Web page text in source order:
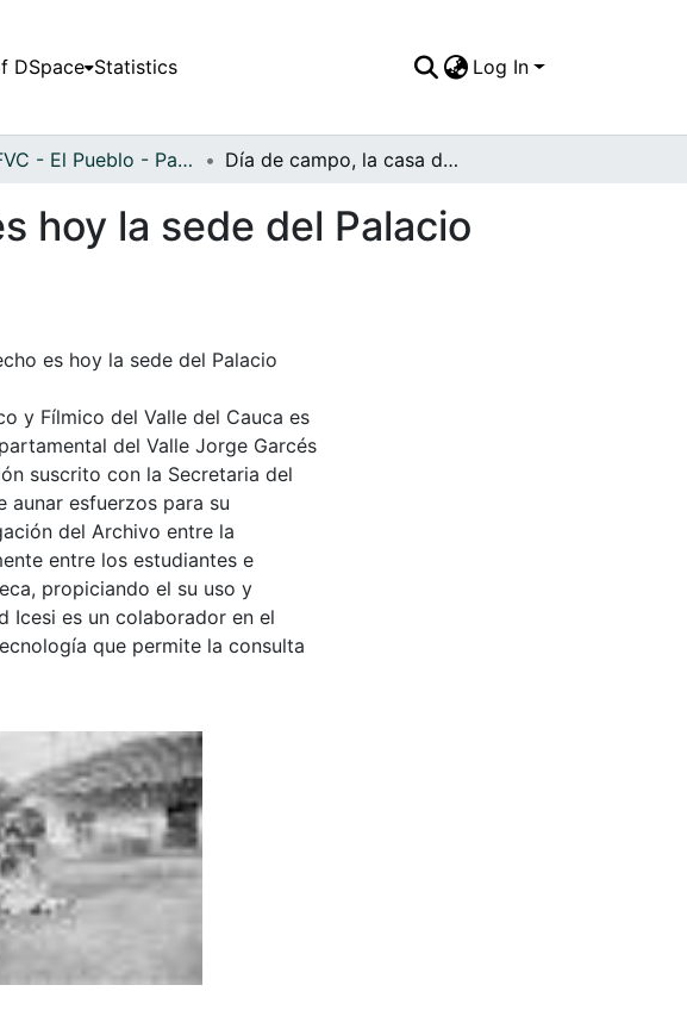
DSpace Statistics Log In
APFFVC - El Pueblo - Patrimonial Día de campo, la casa del lado derecho es hoy la sede del Palacio Municipal
hoy la sede del Palacio
es hoy la sede del Palacio
y Fílmico del Valle del Cauca es
del Valle Jorge Garcés
suscrito con la Secretaria del
aunar esfuerzos para su
del Archivo entre la
entre los estudiantes e
propiciando el su uso y
Icesi es un colaborador en el
que permite la consulta